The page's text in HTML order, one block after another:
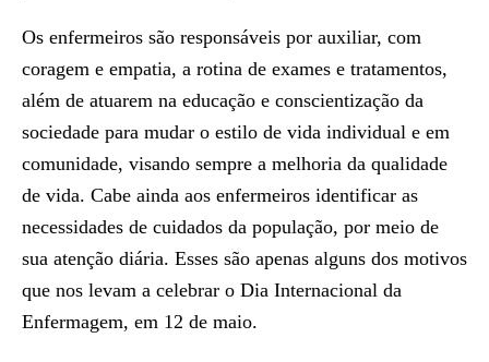
Os enfermeiros são responsáveis por auxiliar, com
coragem e empatia, a rotina de exames e tratamentos,
além de atuarem na educação e conscientização da
sociedade para mudar o estilo de vida individual e em
comunidade, visando sempre a melhoria da qualidade
de vida. Cabe ainda aos enfermeiros identificar as
necessidades de cuidados da população, por meio de
sua atenção diária. Esses são apenas alguns dos motivos
que nos levam a celebrar o Dia Internacional da
Enfermagem, em 12 de maio.